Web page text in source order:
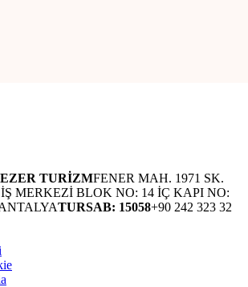
TURİZMFENER MAH. 1971 SK.
MERKEZİ BLOK NO: 14 İÇ KAPI NO:
TURSAB: 15058+90 242 323 32